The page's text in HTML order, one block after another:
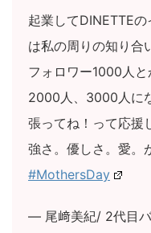
起業してDINETTE
は私の周りの知り合
フォロワー1000人と
2000人、3000人に
張ってね！って応援
強さ。優しさ。愛。
#MothersDay
— 尾﨑美紀/ 2代目